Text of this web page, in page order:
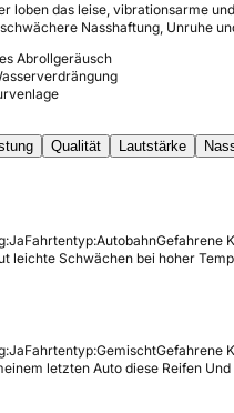
loben das leise, vibrationsarme
Nasshaftung, Unruhe
Abrollgeräusch
Qualität Lautstärke
JaFahrtentyp:AutobahnGefahrene
leichte Schwächen bei hoher
JaFahrtentyp:GemischtGefahrene
letzten Auto diese Reifen